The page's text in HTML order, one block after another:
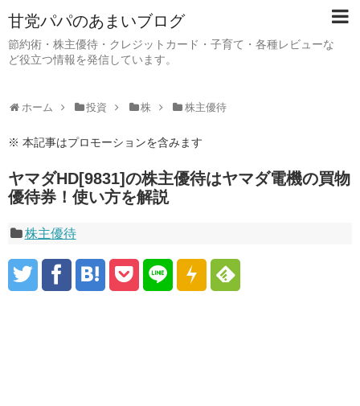
甘党パパのあまいブログ
節約術・株主優待・クレジットカード・子育て・各種レビューな
ど役立つ情報を発信しています。
ホーム 投資 株 株主優待
※ 本記事はプロモーションを含みます
ヤマダHD[9831]の株主優待はヤマダ電機の買物
優待券！使い方を解説
株主優待